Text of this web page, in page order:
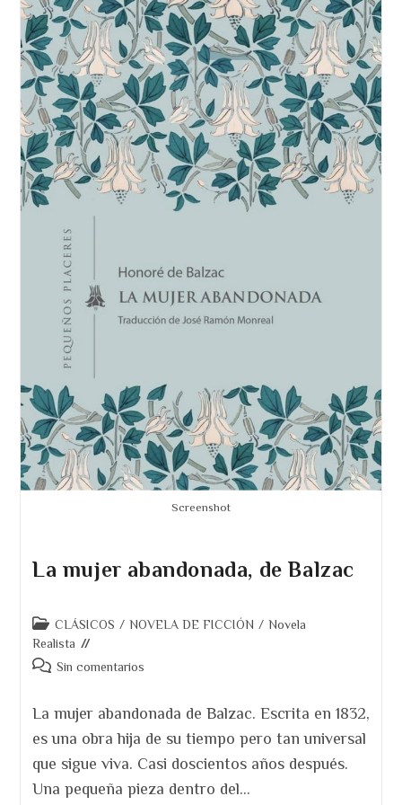
Screenshot
La mujer abandonada, de Balzac
Categoría
de
la
CLÁSICOS / NOVELA DE FICCIÓN / Novela
Realista
Comentarios
entrada:
Sin comentarios
La mujer abandonada de Balzac. Escrita en 1832,
es una obra hija de su tiempo pero tan universal
que sigue viva. Casi doscientos años después.
Una pequeña pieza dentro del…